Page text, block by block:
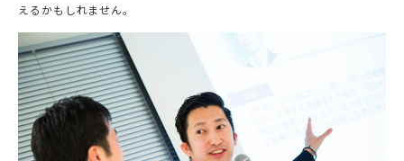
えるかもしれません。